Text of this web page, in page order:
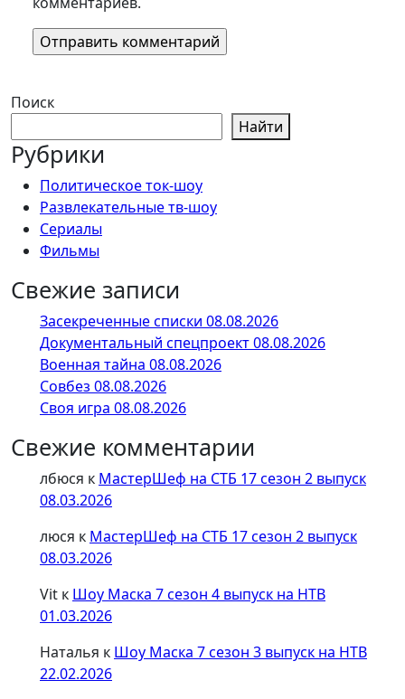
Поиск
Найти
Рубрики
Политическое ток-шоу
Развлекательные тв-шоу
Сериалы
Фильмы
Свежие записи
Засекреченные списки 08.08.2026
Документальный спецпроект 08.08.2026
Военная тайна 08.08.2026
Совбез 08.08.2026
Своя игра 08.08.2026
Свежие комментарии
лбюся к МастерШеф на СТБ 17 сезон 2 выпуск
08.03.2026
люся к МастерШеф на СТБ 17 сезон 2 выпуск
08.03.2026
Vit к Шоу Маска 7 сезон 4 выпуск на НТВ
01.03.2026
Наталья к Шоу Маска 7 сезон 3 выпуск на НТВ
22.02.2026